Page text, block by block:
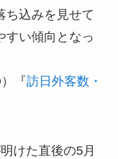
ち込みを見せて
すい傾向となっ
『訪日外客数・
けた直後の5月